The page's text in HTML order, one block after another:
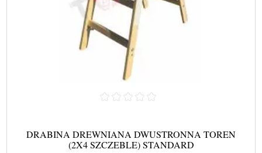
DRABINA DREWNIANA DWUSTRONNA TOREN
(2X4 SZCZEBLE) STANDARD